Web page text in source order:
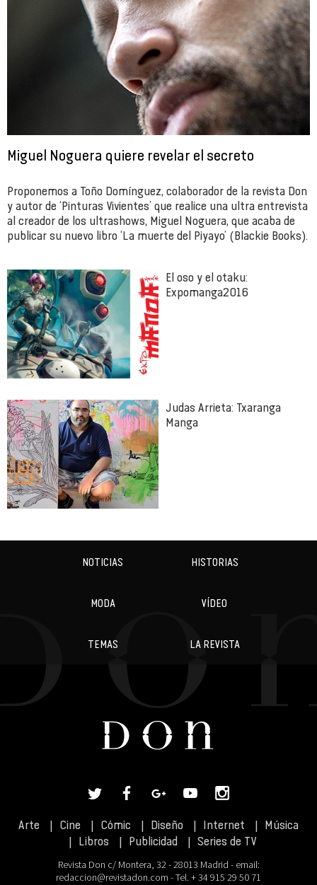
Miguel Noguera quiere revelar el secreto
Proponemos a Toño Domínguez, colaborador de la revista Don
y autor de ‘Pinturas Vivientes’ que realice una ultra entrevista
al creador de los ultrashows, Miguel Noguera, que acaba de
publicar su nuevo libro ‘La muerte del Piyayo’ (Blackie Books).
El oso y el otaku:
Expomanga2016
Judas Arrieta: Txaranga
Manga
NOTICIAS HISTORIAS
MODA VÍDEO
TEMAS LA REVISTA
Arte Cine Cómic Diseño Internet
Música
Libros
Publicidad Series de TV
Revista Don c/ Montera, 32 - 28013 Madrid - email:
redaccion@revistadon.com - Tel. + 34 915 29 50 71